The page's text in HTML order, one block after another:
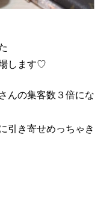
します♡
んの集客数３倍にな
引き寄せめっちゃき